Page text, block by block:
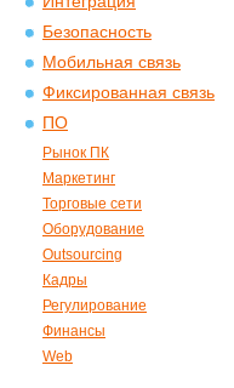
Безопасность
Мобильная связь
Фиксированная связь
ПО
Рынок ПК
Маркетинг
Торговые сети
Оборудование
Outsourcing
Кадры
Регулирование
Финансы
Web